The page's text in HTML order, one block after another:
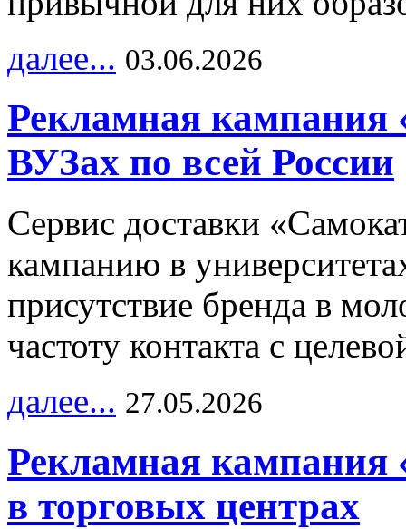
далее... 03.06.2026
Рекламная кампания
ВУЗах по всей России
Сервис доставки
кампанию в
присутствие бренда в
частоту контакта с
далее... 27.05.2026
Рекламная кампания
в торговых центрах